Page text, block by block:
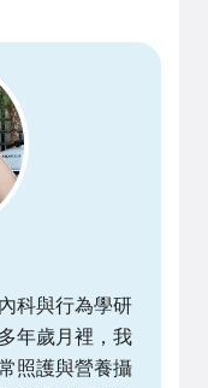
科與行為學研
年歲月裡，我
照護與營養攝